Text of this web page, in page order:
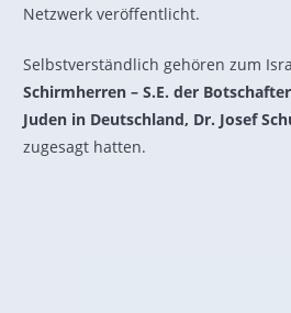
Netzwerk veröffentlicht.
Selbstverständlich gehören zum
Schirmherren – S.E. der
Juden in Deutschland, Dr. Josef
zugesagt hatten.